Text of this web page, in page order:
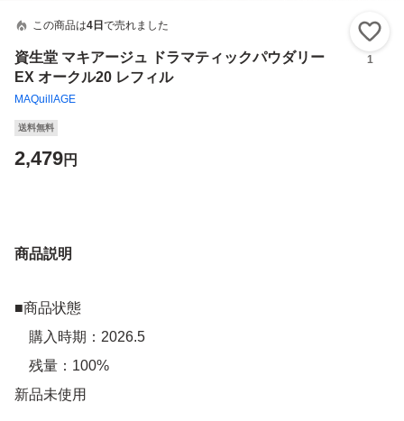
この商品は4日 で売れました
資生堂 マキアージュ ドラマティックパウダリー
EX オークル20 レフィル
MAQuillAGE
1
送料無料
2,479円
商品説明
■商品状態
購入時期：2026.5
残量：100%
新品未使用